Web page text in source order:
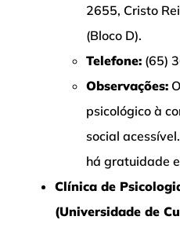
2655, Cristo
(Bloco D).
Telefone: (65)
Observações:
psicológico à
social
há gratuidade
Clínica de
(Universidade de